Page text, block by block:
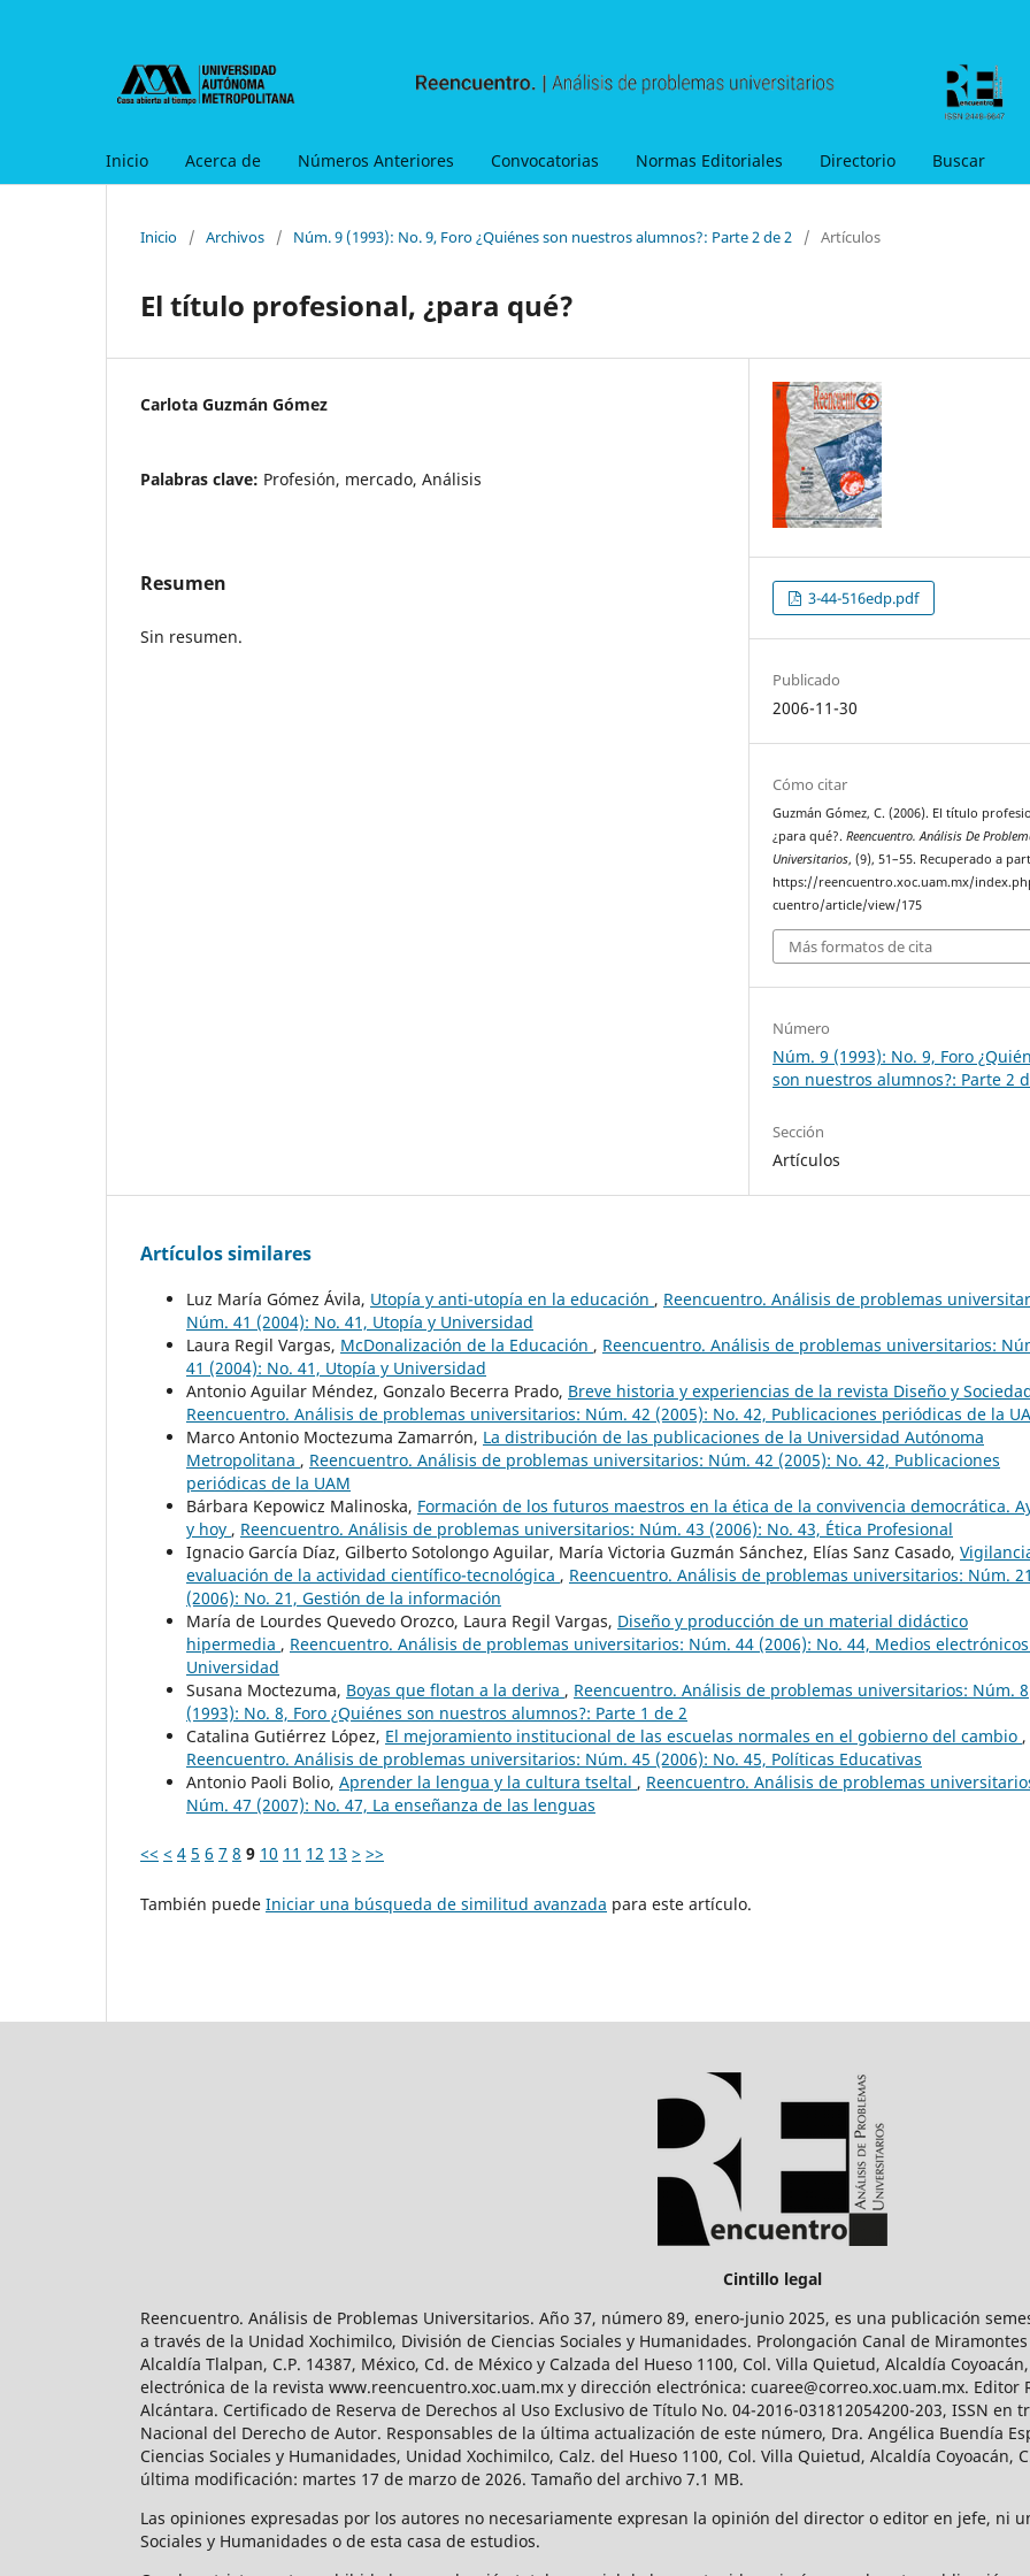
Inicio Acerca de Números Anteriores Convocatorias Normas Editoriales Directorio Buscar
Inicio / Archivos / Núm. 9 (1993): No. 9, Foro ¿Quiénes son nuestros alumnos?: Parte 2 de 2 / Artículos
El título profesional, ¿para qué?
Carlota Guzmán Gómez
Palabras clave: Profesión, mercado, Análisis
Resumen
Sin resumen.
3-44-516edp.pdf
Publicado
2006-11-30
Cómo citar
Guzmán Gómez, C. (2006). El título
¿para qué?.Reencuentro. Análisis De
Universitarios, (9), 51–55. Recuperado a
https://reencuentro.xoc.uam.mx/
cuentro/article/view/175
Más formatos de cita
Número
Núm. 9 (1993): No. 9, Foro
son nuestros alumnos?: Parte 2
Sección
Artículos
Artículos similares
Luz María Gómez Ávila, Utopía y anti-utopía en la educación , Reencuentro. Análisis de problemas
Núm. 41 (2004): No. 41, Utopía y Universidad
Laura Regil Vargas, McDonalización de la Educación , Reencuentro. Análisis de problemas universitarios:
41 (2004): No. 41, Utopía y Universidad
Antonio Aguilar Méndez, Gonzalo Becerra Prado, Breve historia y experiencias de la revista Diseño y
Reencuentro. Análisis de problemas universitarios: Núm. 42 (2005): No. 42, Publicaciones periódicas de la
Marco Antonio Moctezuma Zamarrón, La distribución de las publicaciones de la Universidad Autónoma
Metropolitana , Reencuentro. Análisis de problemas universitarios: Núm. 42 (2005): No. 42, Publicaciones
periódicas de la UAM
Bárbara Kepowicz Malinoska, Formación de los futuros maestros en la ética de la convivencia democrática.
y hoy , Reencuentro. Análisis de problemas universitarios: Núm. 43 (2006): No. 43, Ética Profesional
Ignacio García Díaz, Gilberto Sotolongo Aguilar, María Victoria Guzmán Sánchez, Elías Sanz Casado,
evaluación de la actividad científico-tecnológica , Reencuentro. Análisis de problemas universitarios: Núm. 21
(2006): No. 21, Gestión de la información
María de Lourdes Quevedo Orozco, Laura Regil Vargas, Diseño y producción de un material didáctico
hipermedia , Reencuentro. Análisis de problemas universitarios: Núm. 44 (2006): No. 44, Medios
Universidad
Susana Moctezuma, Boyas que flotan a la deriva , Reencuentro. Análisis de problemas universitarios: Núm. 8
(1993): No. 8, Foro ¿Quiénes son nuestros alumnos?: Parte 1 de 2
Catalina Gutiérrez López, El mejoramiento institucional de las escuelas normales en el gobierno del cambio ,
Reencuentro. Análisis de problemas universitarios: Núm. 45 (2006): No. 45, Políticas Educativas
Antonio Paoli Bolio, Aprender la lengua y la cultura tseltal , Reencuentro. Análisis de problemas
Núm. 47 (2007): No. 47, La enseñanza de las lenguas
<< < 4 5 6 7 8 9 10 11 12 13 > >>
También puede Iniciar una búsqueda de similitud avanzada para este artículo.
Cintillo legal
Reencuentro. Análisis de Problemas Universitarios. Año 37, número 89, enero-junio 2025, es una publicación
a través de la Unidad Xochimilco, División de Ciencias Sociales y Humanidades. Prolongación Canal de Miramontes
Alcaldía Tlalpan, C.P. 14387, México, Cd. de México y Calzada del Hueso 1100, Col. Villa Quietud, Alcaldía
electrónica de la revista www.reencuentro.xoc.uam.mx y dirección electrónica: cuaree@correo.xoc.uam.mx. Editor
Alcántara. Certificado de Reserva de Derechos al Uso Exclusivo de Título No. 04-2016-031812054200-203, ISSN
Nacional del Derecho de Autor. Responsables de la última actualización de este número, Dra. Angélica Buendía
Ciencias Sociales y Humanidades, Unidad Xochimilco, Calz. del Hueso 1100, Col. Villa Quietud, Alcaldía Coyoacán,
última modificación: martes 17 de marzo de 2026. Tamaño del archivo 7.1 MB.
Las opiniones expresadas por los autores no necesariamente expresan la opinión del director o editor en jefe, ni
Sociales y Humanidades o de esta casa de estudios.